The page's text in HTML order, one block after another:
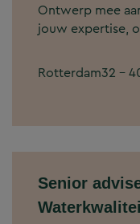
Ontwerp mee
jouw expertise,
Rotterdam32 -
Senior